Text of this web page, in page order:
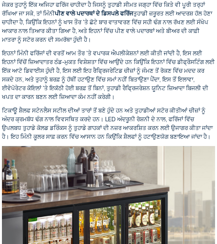
ਜੇਕਰ ਤੁਹਾਨੂੰ ਇੱਕ ਅਜਿਹਾ ਫਰਿੱਜ ਚਾਹੀਦਾ ਹੈ ਜਿਸਨੂੰ ਤੁਹਾਡੀ ਸੀਮਤ ਜਗ੍ਹਾ ਵਿੱਚ ਕਿਤੇ ਵੀ ਪੂਰੀ ਤਰ੍ਹਾਂ
ਰੱਖਿਆ ਜਾ ਸਕੇ, ਤਾਂ ਮਿੰਨੀਪੀਣ ਵਾਲੇ ਪਦਾਰਥਾਂ ਦੇ ਡਿਸਪਲੇ ਫਰਿੱਜਤੁਹਾਡੀ ਜ਼ਰੂਰਤ ਲਈ ਆਦਰਸ਼ ਹੱਲ ਹੋਣਾ
ਚਾਹੀਦਾ ਹੈ, ਕਿਉਂਕਿ ਇਹਨਾਂ ਨੂੰ ਖਾਸ ਤੌਰ 'ਤੇ ਛੋਟੇ ਬਾਰ ਵਾਤਾਵਰਣ ਵਿੱਚ ਸਹੀ ਢੰਗ ਨਾਲ ਰੱਖਣ ਲਈ ਸੰਖੇਪ
ਆਕਾਰ ਨਾਲ ਤਿਆਰ ਕੀਤਾ ਗਿਆ ਹੈ, ਅਤੇ ਇਹਨਾਂ ਵਿੱਚ ਪੀਣ ਵਾਲੇ ਪਦਾਰਥਾਂ ਅਤੇ ਬੀਅਰ ਦੀ ਕਾਫ਼ੀ
ਮਾਤਰਾ ਨੂੰ ਸਟੋਰ ਕਰਨ ਦੀ ਸਮਰੱਥਾ ਹੁੰਦੀ ਹੈ।
ਇਹਨਾਂ ਮਿੰਨੀ ਫਰਿੱਜਾਂ ਦੀ ਵਰਤੋਂ ਆਮ ਤੌਰ 'ਤੇ ਵਪਾਰਕ ਐਪਲੀਕੇਸ਼ਨਾਂ ਲਈ ਕੀਤੀ ਜਾਂਦੀ ਹੈ, ਇਸ ਲਈ
ਇਹਨਾਂ ਵਿੱਚੋਂ ਜ਼ਿਆਦਾਤਰ ਠੰਡ-ਮੁਕਤ ਵਿਸ਼ੇਸ਼ਤਾ ਵਿੱਚ ਆਉਂਦੇ ਹਨ ਕਿਉਂਕਿ ਇਹਨਾਂ ਵਿੱਚ ਡੀਫ੍ਰੌਸਟਿੰਗ ਲਈ
ਇੱਕ ਆਟੋ ਡਿਵਾਈਸ ਹੁੰਦੀ ਹੈ, ਇਸ ਲਈ ਇਹ ਰੈਫ੍ਰਿਜਰੇਟਿਡ ਚੀਜ਼ਾਂ ਨੂੰ ਜੰਮਣ ਤੋਂ ਰੋਕਣ ਵਿੱਚ ਮਦਦ ਕਰ
ਸਕਦੇ ਹਨ, ਅਤੇ ਤੁਹਾਨੂੰ ਬਰਫ਼ ਨੂੰ ਹੱਥੀਂ ਹਟਾਉਣ ਵਿੱਚ ਸਮਾਂ ਨਹੀਂ ਬਿਤਾਉਣਾ ਪੈਂਦਾ, ਇਸ ਤੋਂ ਇਲਾਵਾ,
ਈਵੇਪੋਰੇਟਰ ਕੋਇਲਾਂ 'ਤੇ ਇਕੱਠੀ ਹੋਈ ਬਰਫ਼ ਤੋਂ ਬਿਨਾਂ, ਤੁਹਾਡੀ ਰੈਫ੍ਰਿਜਰੇਸ਼ਨ ਯੂਨਿਟ ਜ਼ਿਆਦਾ ਬਿਜਲੀ ਦੀ
ਖਪਤ ਦਾ ਕਾਰਨ ਬਣਨ ਲਈ ਜ਼ਿਆਦਾ ਕੰਮ ਨਹੀਂ ਕਰੇਗੀ।
ਟਿਕਾਊ ਸ਼ੈਲਫ ਸਟੇਨਲੈਸ ਸਟੀਲ ਦੀਆਂ ਤਾਰਾਂ ਤੋਂ ਬਣੇ ਹੁੰਦੇ ਹਨ ਅਤੇ ਤੁਹਾਡੀਆਂ ਸਟੋਰ ਕੀਤੀਆਂ ਚੀਜ਼ਾਂ ਨੂੰ
ਅੰਦਰ ਕ੍ਰਮਬੱਧ ਢੰਗ ਨਾਲ ਵਿਵਸਥਿਤ ਕਰਦੇ ਹਨ। LED ਅੰਦਰੂਨੀ ਰੋਸ਼ਨੀ ਦੇ ਨਾਲ, ਫਰਿੱਜਾਂ ਵਿੱਚ
ਉਪਲਬਧ ਤੁਹਾਡੇ ਕੋਲਡ ਡਰਿੰਕਸ ਨੂੰ ਤੁਹਾਡੇ ਗਾਹਕਾਂ ਦੀ ਨਜ਼ਰ ਆਕਰਸ਼ਿਤ ਕਰਨ ਲਈ ਉਜਾਗਰ ਕੀਤਾ ਜਾਂਦਾ
ਹੈ। ਇਹ ਮਿੰਨੀ ਕੂਲਰ ਸਾਫ਼ ਕਰਨ ਵਿੱਚ ਆਸਾਨ ਹਨ ਕਿਉਂਕਿ ਸ਼ੈਲਫਾਂ ਨੂੰ ਹਟਾਉਣਯੋਗ ਬਣਾਇਆ ਜਾਂਦਾ ਹੈ।